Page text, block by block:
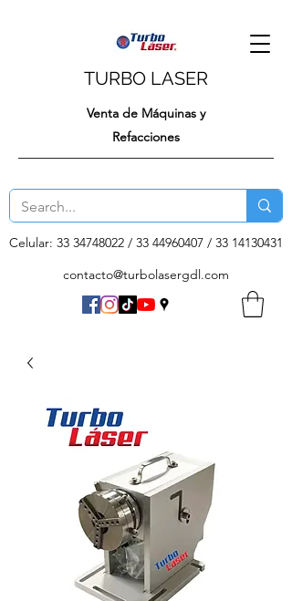
TURBO LASER
Venta de Máquinas y
Refacciones
Celular: 33 34748022 / 33 44960407 / 33 14130431
contacto@turbolasergdl.com